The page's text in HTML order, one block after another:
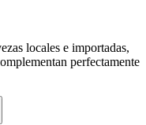
locales e importadas,
perfectamente